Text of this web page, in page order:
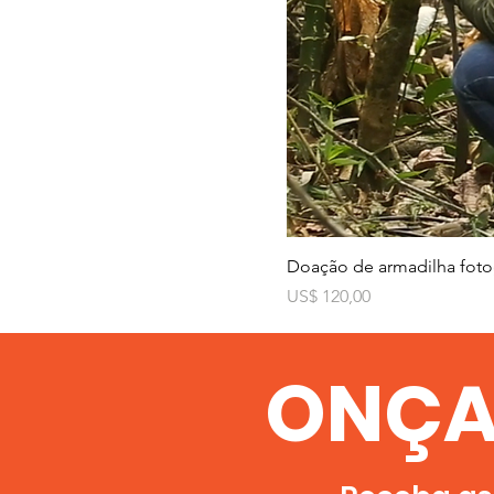
Doação de armadilha
Preço
US$ 120,00